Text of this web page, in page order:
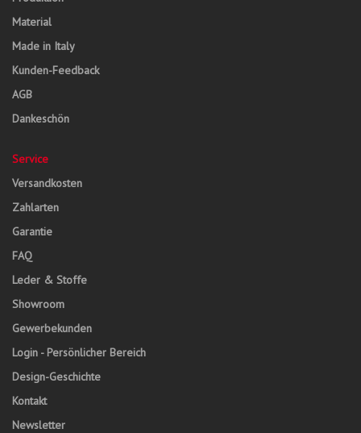
Material
Made in Italy
Kunden-Feedback
AGB
Dankeschön
Service
Versandkosten
Zahlarten
Garantie
FAQ
Leder & Stoffe
Showroom
Gewerbekunden
Login - Persönlicher Bereich
Design-Geschichte
Kontakt
Newsletter